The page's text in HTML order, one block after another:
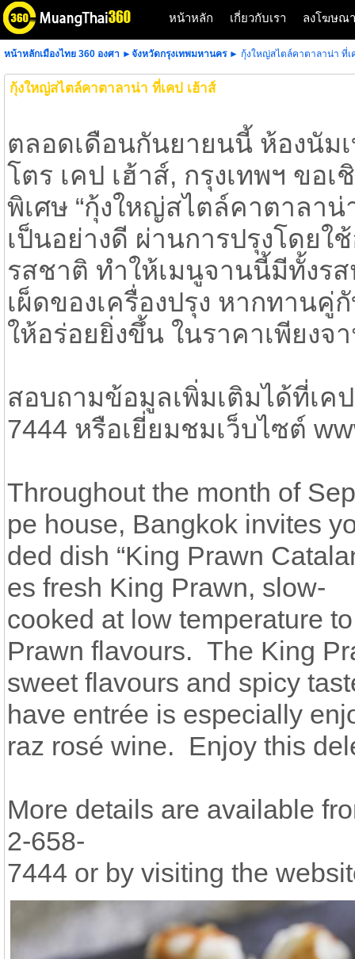
หน้าหลัก เกี่ยวกับเรา ลงโฆษณา
หน้าหลักเมืองไทย 360 องศา ►จังหวัดกรุงเทพมหานคร ► กุ้งใหญ่สไตล์คาตาลาน่า ที่เ
กุ้งใหญ่สไตล์คาตาลาน่า ที่เคป เฮ้าส์
ตลอดเดือนกันยายนนี้ ห้องนัม
โตร เคป เฮ้าส์, กรุงเทพฯ ข
พิเศษ “กุ้งใหญ่สไตล์คาตาลา
เป็นอย่างดี ผ่านการปรุงโดย
รสชาติ ทำให้เมนูจานนี้มีทั้งร
เผ็ดของเครื่องปรุง หากทานคู่
ให้อร่อยยิ่งขึ้น ในราคาเพียงจ
สอบถามข้อมูลเพิ่มเติมได้ที่เค
7444 หรือเยี่ยมชมเว็บไซต์
Throughout the month of
pe house, Bangkok invites
ded dish “King Prawn
es fresh King Prawn, slow-
cooked at low temperature
Prawn flavours. The King
sweet flavours and spicy
have entrée is especially
raz rosé wine. Enjoy this
More details are available
2-658-
7444 or by visiting the